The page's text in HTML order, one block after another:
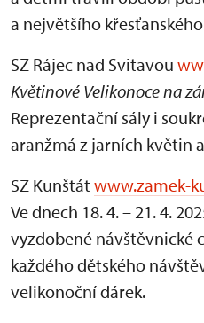
a největšího
SZ Rájec nad Svitavou
Květinové Velikonoce na
Reprezentační sály i
aranžmá z jarních květin
SZ Kunštát www.zamek-
Ve dnech 18. 4. – 21. 4.
vyzdobené návštěvnické
každého dětského
velikonoční dárek.